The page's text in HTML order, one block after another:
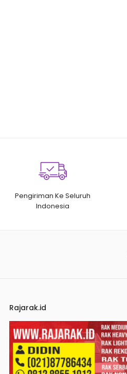
Pengiriman Ke Seluruh
Indonesia
Rajarak.id